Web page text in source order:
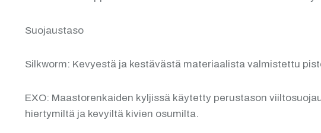
Suojaustaso
Silkworm: Kevyestä ja kestävästä materiaalista valmistettu
EXO: Maastorenkaiden kyljissä käytetty perustason
hiertymiltä ja kevyiltä kivien osumilta.